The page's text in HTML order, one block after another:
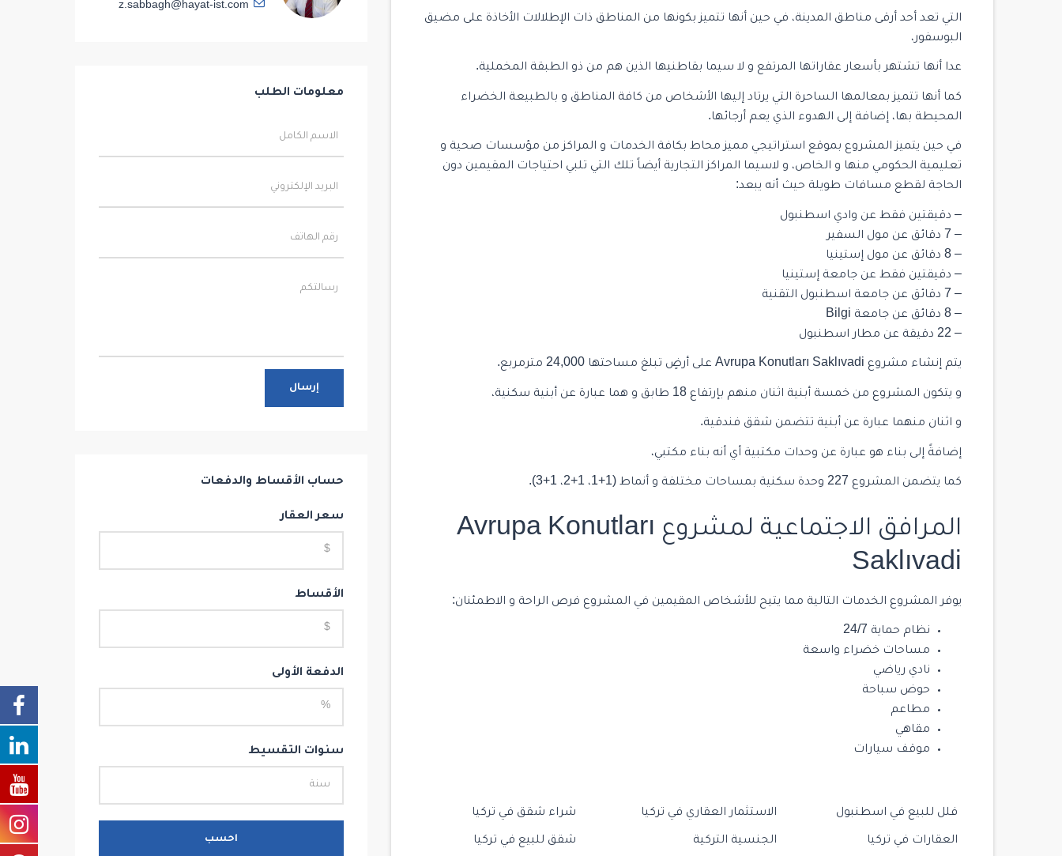
التي تعد أحد أرقى مناطق المدينة، في حين أنها تتميز بكونها من المناطق ذات الإطلالات الأخاذة على مضيق
البوسفور،
عدا أنها تشتهر بأسعار عقاراتها المرتفع و لا سيما بقاطنيها الذين هم من ذو الطبقة المخملية.
كما أنها تتميز بمعالمها الساحرة التي يرتاد إليها الأشخاص من كافة المناطق و بالطبيعة الخضراء
المحيطة بها، إضافة إلى الهدوء الذي يعم أرجائها.
في حين يتميز المشروع بموقع استراتيجي مميز محاط بكافة الخدمات و المراكز من مؤسسات صحية و
تعليمية الحكومي منها و الخاص، و لاسيما المراكز التجارية أيضاً تلك التي تلبي احتياجات المقيمين دون
الحاجة لقطع مسافات طويلة حيث أنه يبعد:
– دقيقتين فقط عن وادي اسطنبول
– 7 دقائق عن مول السفير
– 8 دقائق عن مول إستينيا
– دقيقتين فقط عن جامعة إستينيا
– 7 دقائق عن جامعة اسطنبول التقنية
– 8 دقائق عن جامعة Bilgi
– 22 دقيقة عن مطار اسطنبول
يتم إنشاء مشروع Avrupa Konutları Saklıvadi على أرضٍ تبلغ مساحتها 24,000 مترمربع.
و يتكون المشروع من خمسة أبنية اثنان منهم بإرتفاع 18 طابق و هما عبارة عن أبنية سكنية،
و اثنان منهما عبارة عن أبنية تتضمن شقق فندقية.
إضافةً إلى بناء هو عبارة عن وحدات مكتبية أي أنه بناء مكتبي،
كما يتضمن المشروع 227 وحدة سكنية بمساحات مختلفة و أنماط (1+1، 1+2، 1+3).
المرافق الاجتماعية لمشروع Avrupa Konutları
Saklıvadi
يوفر المشروع الخدمات التالية مما يتيح للأشخاص المقيمين في المشروع فرص الراحة و الاطمئنان:
نظام حماية 24/7
مساحات خضراء واسعة
نادي رياضي
حوض سباحة
مطاعم
مقاهي
موقف سيارات
فلل للبيع في اسطنبول الاستثمار العقاري في تركيا شراء شقق في تركيا
العقارات في تركيا الجنسية التركية شقق للبيع في تركيا
z.sabbagh@hayat-ist.com
معلومات الطلب
إرسال
حساب الأقساط والدفعات
سعر العقار
الأقساط
الدفعة الأولى
سنوات التقسيط
احسب